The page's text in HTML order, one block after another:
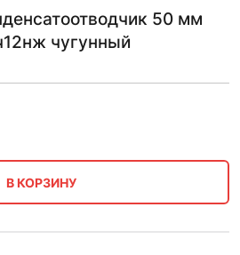
50 мм
чугунный
В КОРЗИНУ